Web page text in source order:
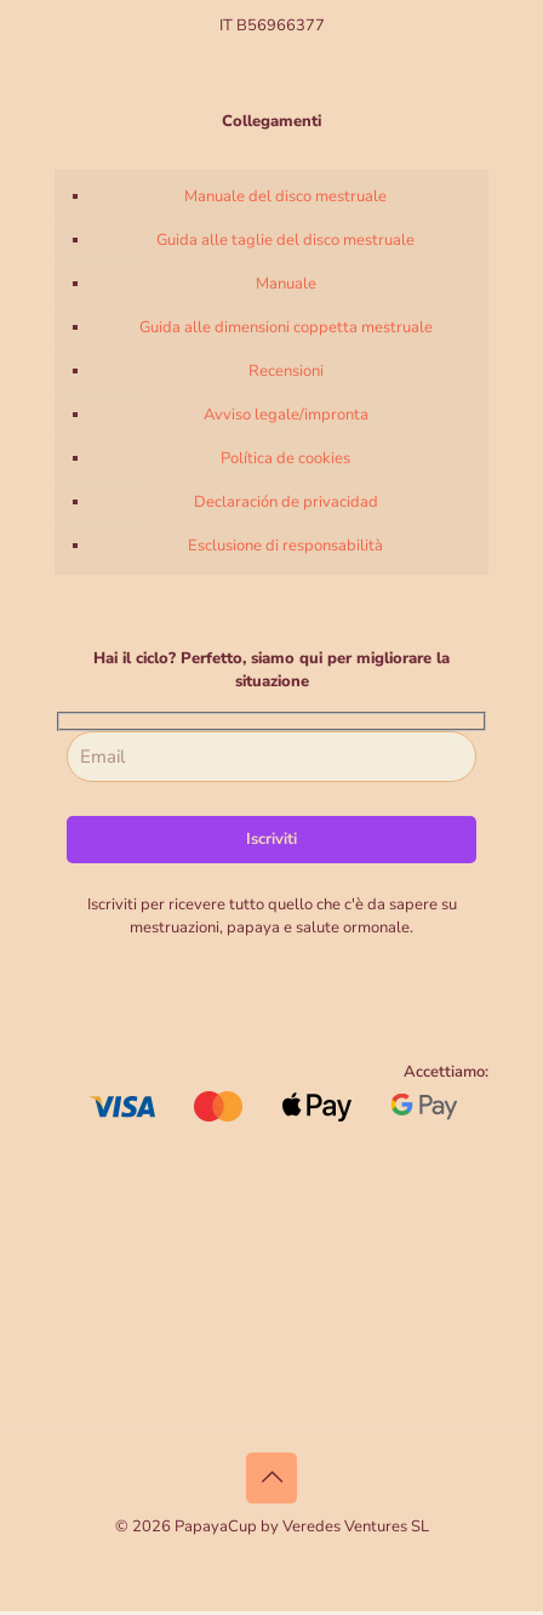
IT B56966377
Collegamenti
Manuale del disco mestruale
Guida alle taglie del disco mestruale
Manuale
Guida alle dimensioni coppetta mestruale
Recensioni
Avviso legale/impronta
Política de cookies
Declaración de privacidad
Esclusione di responsabilità
Hai il ciclo? Perfetto, siamo qui per migliorare la
situazione
Iscriviti per ricevere tutto quello che c'è da sapere su
mestruazioni, papaya e salute ormonale.
Accettiamo:
© 2026 PapayaCup by Veredes Ventures SL